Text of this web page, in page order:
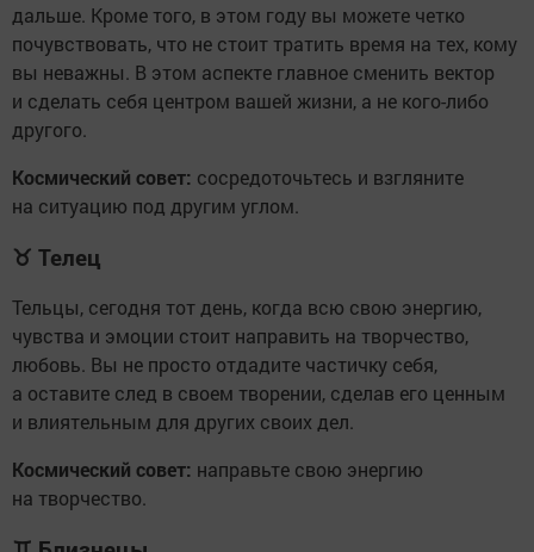
дальше. Кроме того, в этом году вы можете четко
почувствовать, что не стоит тратить время на тех, кому
вы неважны. В этом аспекте главное сменить вектор
и сделать себя центром вашей жизни, а не кого-либо
другого.
Космический совет: сосредоточьтесь и взгляните
на ситуацию под другим углом.
♉ Телец
Тельцы, сегодня тот день, когда всю свою энергию,
чувства и эмоции стоит направить на творчество,
любовь. Вы не просто отдадите частичку себя,
а оставите след в своем творении, сделав его ценным
и влиятельным для других своих дел.
Космический совет: направьте свою энергию
на творчество.